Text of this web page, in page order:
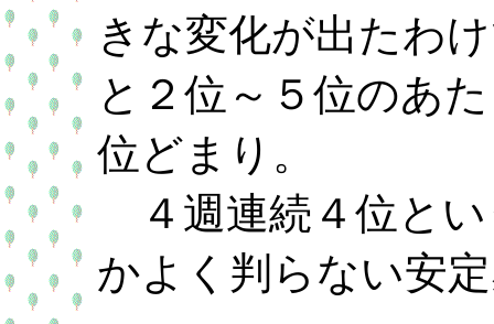
きな変化が出たわ
と２位～５位のあ
位どまり。
４週連続４位と
かよく判らない安